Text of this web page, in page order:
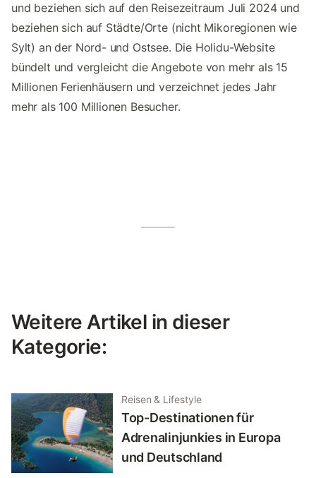
und beziehen sich auf den Reisezeitraum Juli 2024 und
beziehen sich auf Städte/Orte (nicht Mikoregionen wie
Sylt) an der Nord- und Ostsee. Die Holidu-Website
bündelt und vergleicht die Angebote von mehr als 15
Millionen Ferienhäusern und verzeichnet jedes Jahr
mehr als 100 Millionen Besucher.
Weitere Artikel in dieser
Kategorie:
Reisen & Lifestyle
Top-Destinationen für
Adrenalinjunkies in Europa
und Deutschland